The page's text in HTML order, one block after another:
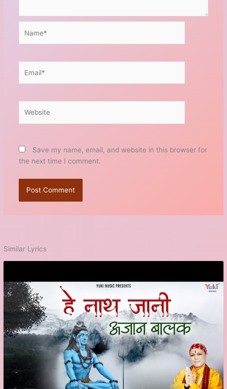
Save my name, email, and website in this browser for
the next time I comment.
Similar Lyrics